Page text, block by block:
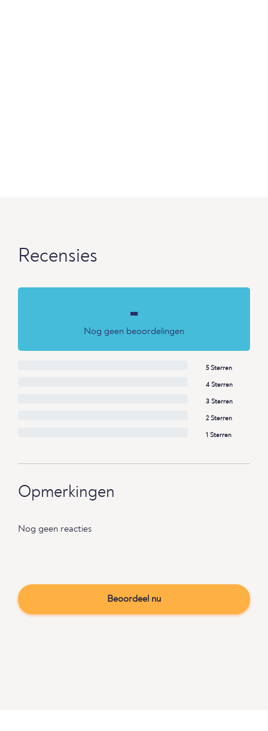
Recensies
-
Nog geen beoordelingen
5 Sterren
4 Sterren
3 Sterren
2 Sterren
1 Sterren
Opmerkingen
Nog geen reacties
Beoordeel nu